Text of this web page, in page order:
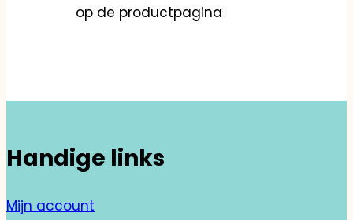
op de productpagina
Handige links
Mijn account